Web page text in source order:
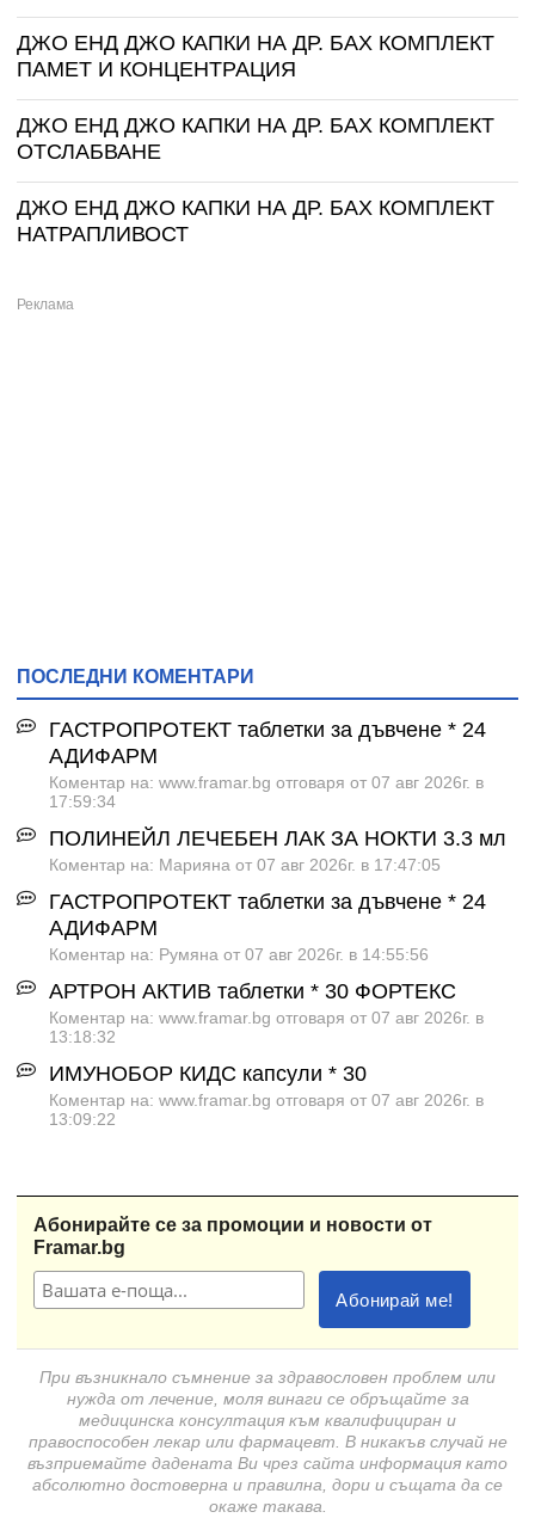
ДЖО ЕНД ДЖО КАПКИ НА ДР. БАХ КОМПЛЕКТ
ПАМЕТ И КОНЦЕНТРАЦИЯ
ДЖО ЕНД ДЖО КАПКИ НА ДР. БАХ КОМПЛЕКТ
ОТСЛАБВАНЕ
ДЖО ЕНД ДЖО КАПКИ НА ДР. БАХ КОМПЛЕКТ
НАТРАПЛИВОСТ
ПОСЛЕДНИ КОМЕНТАРИ
ГАСТРОПРОТЕКТ таблетки за дъвчене * 24
АДИФАРМ
Коментар на: www.framar.bg отговаря от 07 авг 2026г. в
17:59:34
ПОЛИНЕЙЛ ЛЕЧЕБЕН ЛАК ЗА НОКТИ 3.3 мл
Коментар на: Марияна от 07 авг 2026г. в 17:47:05
ГАСТРОПРОТЕКТ таблетки за дъвчене * 24
АДИФАРМ
Коментар на: Румяна от 07 авг 2026г. в 14:55:56
АРТРОН АКТИВ таблетки * 30 ФОРТЕКС
Коментар на: www.framar.bg отговаря от 07 авг 2026г. в
13:18:32
ИМУНОБОР КИДС капсули * 30
Коментар на: www.framar.bg отговаря от 07 авг 2026г. в
13:09:22
Абонирайте се за промоции и новости от
Framar.bg
При възникнало съмнение за здравословен проблем или
нужда от лечение, моля винаги се обръщайте за
медицинска консултация към квалифициран и
правоспособен лекар или фармацевт. В никакъв случай не
възприемайте дадената Ви чрез сайта информация като
абсолютно достоверна и правилна, дори и същата да се
окаже такава.